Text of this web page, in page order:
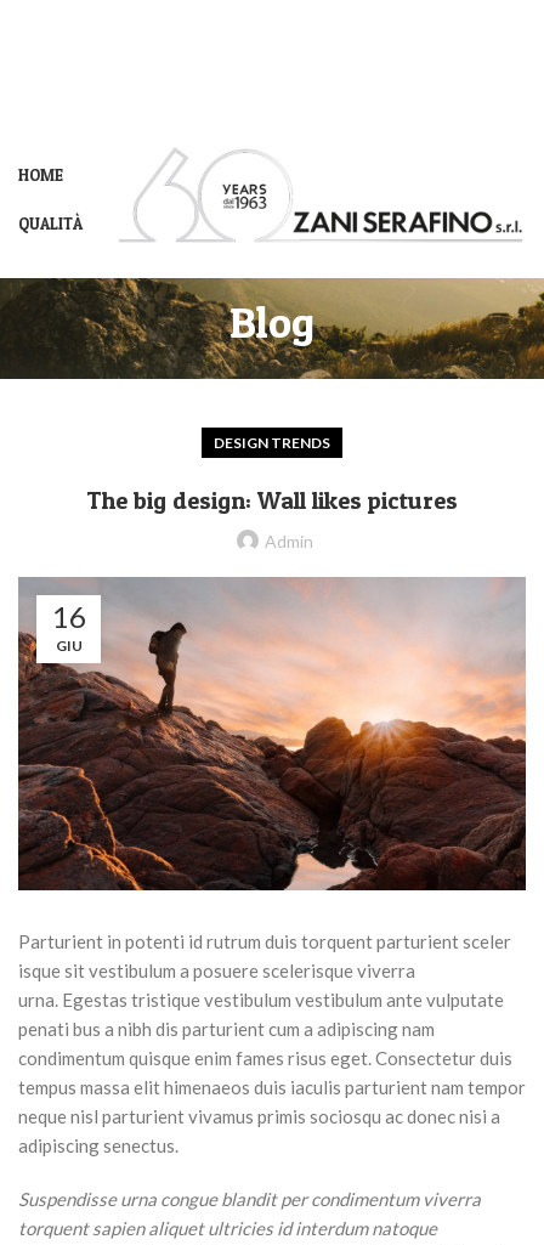
HOME
QUALITÀ
Blog
DESIGN TRENDS
The big design: Wall likes pictures
Admin
16
GIU
Parturient in potenti id rutrum duis torquent parturient sceler
isque sit vestibulum a posuere scelerisque viverra
urna. Egestas tristique vestibulum vestibulum ante vulputate
penati bus a nibh dis parturient cum a adipiscing nam
condimentum quisque enim fames risus eget. Consectetur duis
tempus massa elit himenaeos duis iaculis parturient nam tempor
neque nisl parturient vivamus primis sociosqu ac donec nisi a
adipiscing senectus.
Suspendisse urna congue blandit per condimentum viverra
torquent sapien aliquet ultricies id interdum natoque